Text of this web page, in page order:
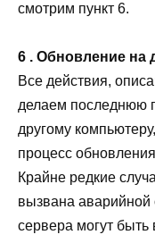
смотрим пункт 6.
6 . Обновление на
Все действия,
делаем последнюю
другому
процесс
Крайне редкие
вызвана аварийной
сервера могут